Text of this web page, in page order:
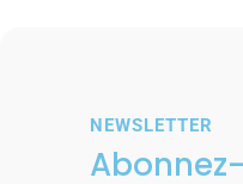
NEWSLETTER